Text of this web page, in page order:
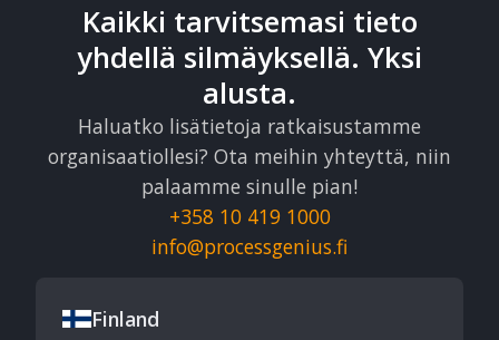
Kaikki tarvitsemasi tieto
yhdellä silmäyksellä. Yksi
alusta.
Haluatko lisätietoja ratkaisustamme
organisaatiollesi? Ota meihin yhteyttä, niin
palaamme sinulle pian!
+358 10 419 1000
info@processgenius.fi
Finland